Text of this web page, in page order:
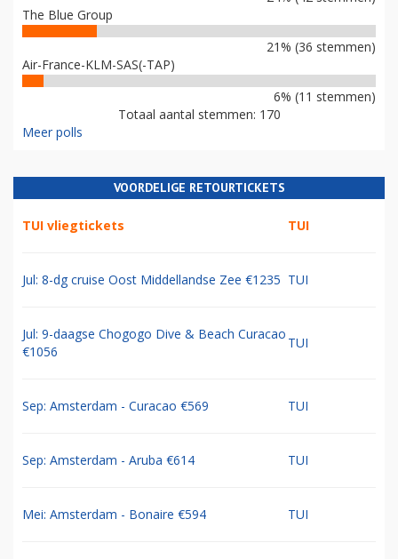
The Blue Group
21% (36 stemmen)
Air-France-KLM-SAS(-TAP)
6% (11 stemmen)
Totaal aantal stemmen: 170
Meer polls
VOORDELIGE RETOURTICKETS
TUI vliegtickets TUI
Jul: 8-dg cruise Oost Middellandse Zee €1235 TUI
Jul: 9-daagse Chogogo Dive & Beach Curacao
€1056
TUI
Sep: Amsterdam - Curacao €569 TUI
Sep: Amsterdam - Aruba €614 TUI
Mei: Amsterdam - Bonaire €594 TUI